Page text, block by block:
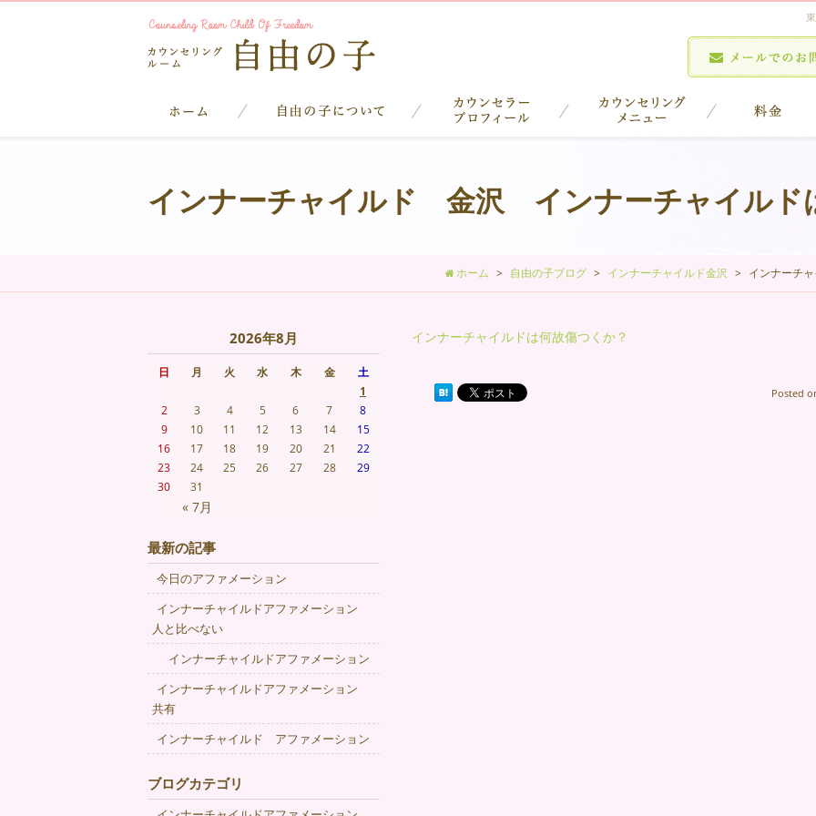
インナーチャイルド 金沢 インナーチャイルド
ホーム 自由の子ブログ インナーチャイルド金沢 インナーチ
インナーチャイルドは何故傷つくか？
Posted
2026年8月
日 月 火 水 木 金 土
« 7月
1
2
3 4 5 6 7
8
9
10 11 12 13 14
15
16
17 18 19 20 21
22
23
24 25 26 27 28
29
30
31
最新の記事
今日のアファメーション
インナーチャイルドアファメーション
人と比べない
インナーチャイルドアファメーション
インナーチャイルドアファメーション
共有
インナーチャイルド アファメーション
ブログカテゴリ